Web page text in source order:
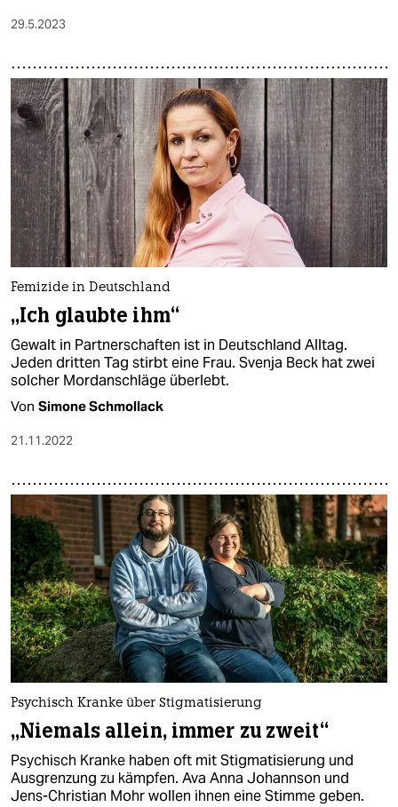
29.5.2023
Femizide in Deutschland
„Ich glaubte ihm“
Gewalt in Partnerschaften ist in Deutschland Alltag.
Jeden dritten Tag stirbt eine Frau. Svenja Beck hat zwei
solcher Mordanschläge überlebt.
Von Simone Schmollack
21.11.2022
Psychisch Kranke über Stigmatisierung
„Niemals allein, immer zu zweit“
Psychisch Kranke haben oft mit Stigmatisierung und
Ausgrenzung zu kämpfen. Ava Anna Johannson und
Jens-Christian Mohr wollen ihnen eine Stimme geben.